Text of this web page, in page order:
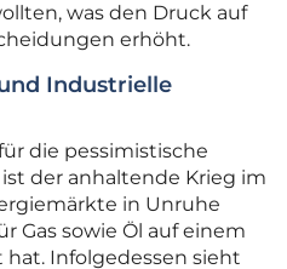
was den Druck auf
erhöht.
Industrielle
die pessimistische
der anhaltende Krieg im
in Unruhe
Gas sowie Öl auf einem
Infolgedessen sieht